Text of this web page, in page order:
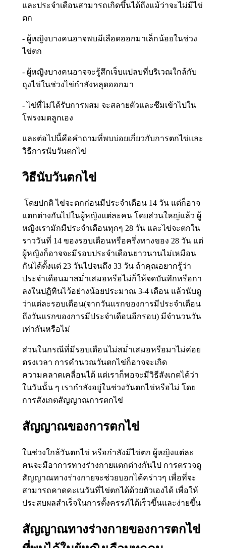
และประจำเดือนสามารถเกิดขึ้นได้ถึงแม้ว่าจะไม่มีไข่
ตก
- ผู้หญิงบางคนอาจพบมีเลือดออกมาเล็กน้อยในช่วง
ไข่ตก
- ผู้หญิงบางคนอาจจะรู้สึกเจ็บแปลบที่บริเวณใกล้กับ
ถุงไข่ในช่วงไข่กำลังหลุดออกมา
- ไข่ที่ไม่ได้รับการผสม จะสลายตัวและซึมเข้าไปใน
โพรงมดลูกเอง
และต่อไปนี้คือคำถามที่พบบ่อยเกี่ยวกับการตกไข่และ
วิธีการนับวันตกไข่
วิธีนับวันตกไข่
โดยปกติ ไข่จะตกก่อนมีประจำเดือน 14 วัน แต่ก็อาจ
แตกต่างกันไปในผู้หญิงแต่ละคน โดยส่วนใหญ่แล้ว ผู้
หญิงเรามักมีประจำเดือนทุกๆ 28 วัน และไข่จะตกใน
ราววันที่ 14 ของรอบเดือนหรือครึ่งทางของ 28 วัน แต่
ผู้หญิงก็อาจจะมีรอบประจำเดือนยาวนานไม่เหมือน
กันได้ตั้งแต่ 23 วันไปจนถึง 33 วัน ถ้าคุณอยากรู้ว่า
ประจำเดือนมาสม่ำเสมอหรือไม่ก็ให้จดบันทึกหรือกา
ลงในปฏิทินไว้อย่างน้อยประมาณ 3-4 เดือน แล้วนับดู
ว่าแต่ละรอบเดือน(จากวันแรกของการมีประจำเดือน
ถึงวันแรกของการมีประจำเดือนอีกรอบ) มีจำนวนวัน
เท่ากันหรือไม่
ส่วนในกรณีที่มีรอบเดือนไม่สม่ำเสมอหรือมาไม่ค่อย
ตรงเวลา การคำนวณวันตกไข่ก็อาจจะเกิด
ความคลาดเคลื่อนได้ แต่เราก็พอจะมีวิธีสังเกตได้ว่า
ในวันนั้น ๆ เรากำลังอยู่ในช่วงวันตกไข่หรือไม่ โดย
การสังเกตสัญญาณการตกไข่
สัญญาณของการตกไข่
ในช่วงใกล้วันตกไข่ หรือกำลังมีไข่ตก ผู้หญิงแต่ละ
คนจะมีอาการทางร่างกายแตกต่างกันไป การตรวจดู
สัญญาณทางร่างกายจะช่วยบอกได้คร่าวๆ เพื่อที่จะ
สามารถคาดคะเนวันที่ไข่ตกได้ด้วยตัวเองได้ เพื่อให้
ประสบผลสำเร็จในการตั้งครรภ์ได้เร็วขึ้นและง่ายขึ้น
สัญญาณทางร่างกายของการตกไข่